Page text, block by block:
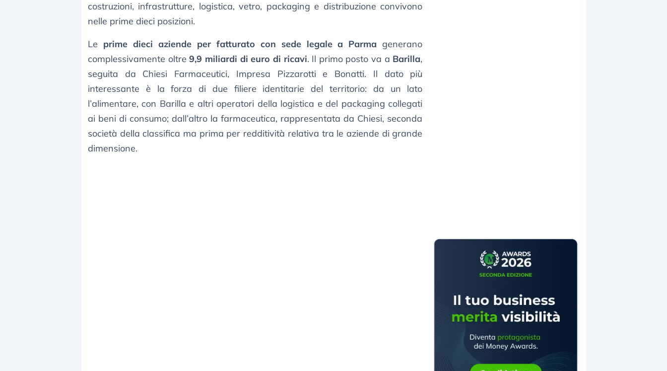
costruzioni, infrastrutture, logistica, vetro, packaging e distribuzione convivono
nelle prime dieci posizioni.
Le prime dieci aziende per fatturato con sede legale a Parma generano
complessivamente oltre9,9 miliardi di euro di ricavi. Il primo posto va a Barilla,
seguita da Chiesi Farmaceutici, Impresa Pizzarotti e Bonatti. Il dato più
interessante è la forza di due filiere identitarie del territorio: da un lato
l’alimentare, con Barilla e altri operatori della logistica e del packaging collegati
ai beni di consumo; dall’altro la farmaceutica, rappresentata da Chiesi, seconda
società della classifica ma prima per redditività relativa tra le aziende di grande
dimensione.